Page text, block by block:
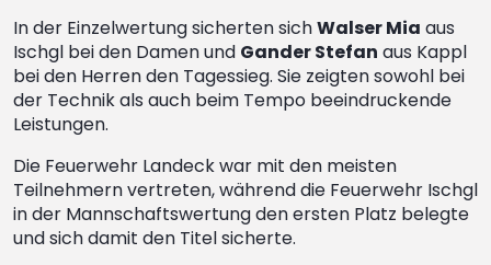
In der Einzelwertung sicherten sichWalser Mia aus
Ischgl bei den Damen und Gander Stefan aus Kappl
bei den Herren den Tagessieg. Sie zeigten sowohl bei
der Technik als auch beim Tempo beeindruckende
Leistungen.
Die Feuerwehr Landeck war mit den meisten
Teilnehmern vertreten, während die Feuerwehr Ischgl
in der Mannschaftswertung den ersten Platz belegte
und sich damit den Titel sicherte.